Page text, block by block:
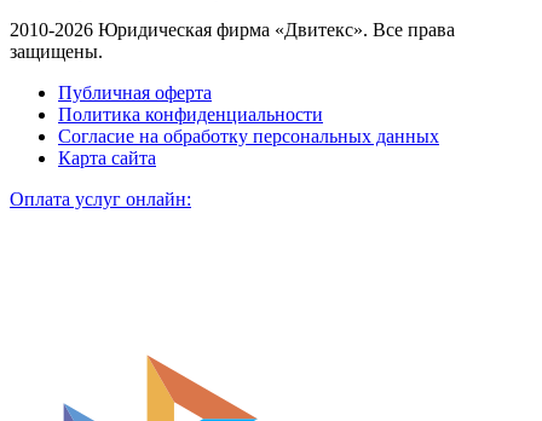
2010-2026 Юридическая фирма «Двитекс». Все права
защищены.
Публичная оферта
Политика конфиденциальности
Согласие на обработку персональных данных
Карта сайта
Оплата услуг онлайн: